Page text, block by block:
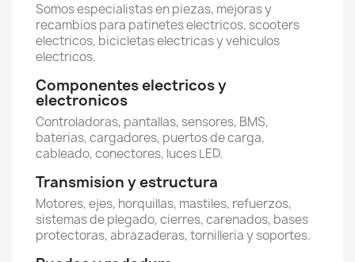
Somos especialistas en piezas, mejoras y
recambios para patinetes electricos, scooters
electricos, bicicletas electricas y vehiculos
electricos.
Componentes electricos y
electronicos
Controladoras, pantallas, sensores, BMS,
baterias, cargadores, puertos de carga,
cableado, conectores, luces LED.
Transmision y estructura
Motores, ejes, horquillas, mastiles, refuerzos,
sistemas de plegado, cierres, carenados, bases
protectoras, abrazaderas, tornilleria y soportes.